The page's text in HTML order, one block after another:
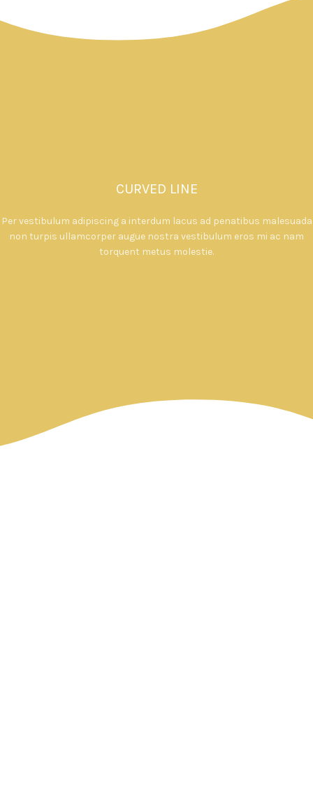
CURVED LINE
Per vestibulum adipiscing a interdum lacus ad penatibus malesuada
non turpis ullamcorper augue nostra vestibulum eros mi ac nam
torquent metus molestie.